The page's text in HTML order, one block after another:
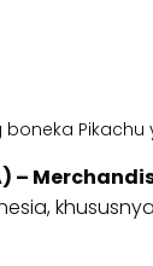
Pikachu
–